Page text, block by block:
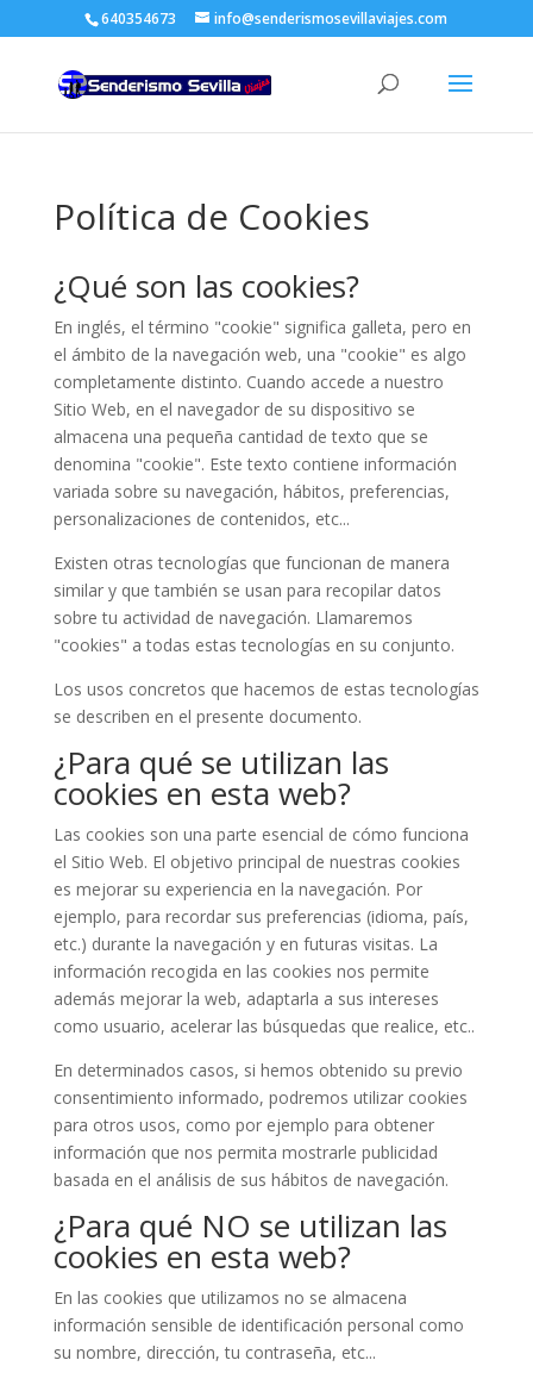
640354673 info@senderismosevillaviajes.com
Política de Cookies
¿Qué son las cookies?
En inglés, el término "cookie" significa galleta, pero en
el ámbito de la navegación web, una "cookie" es algo
completamente distinto. Cuando accede a nuestro
Sitio Web, en el navegador de su dispositivo se
almacena una pequeña cantidad de texto que se
denomina "cookie". Este texto contiene información
variada sobre su navegación, hábitos, preferencias,
personalizaciones de contenidos, etc...
Existen otras tecnologías que funcionan de manera
similar y que también se usan para recopilar datos
sobre tu actividad de navegación. Llamaremos
"cookies" a todas estas tecnologías en su conjunto.
Los usos concretos que hacemos de estas tecnologías
se describen en el presente documento.
¿Para qué se utilizan las
cookies en esta web?
Las cookies son una parte esencial de cómo funciona
el Sitio Web. El objetivo principal de nuestras cookies
es mejorar su experiencia en la navegación. Por
ejemplo, para recordar sus preferencias (idioma, país,
etc.) durante la navegación y en futuras visitas. La
información recogida en las cookies nos permite
además mejorar la web, adaptarla a sus intereses
como usuario, acelerar las búsquedas que realice, etc..
En determinados casos, si hemos obtenido su previo
consentimiento informado, podremos utilizar cookies
para otros usos, como por ejemplo para obtener
información que nos permita mostrarle publicidad
basada en el análisis de sus hábitos de navegación.
¿Para qué NO se utilizan las
cookies en esta web?
En las cookies que utilizamos no se almacena
información sensible de identificación personal como
su nombre, dirección, tu contraseña, etc...